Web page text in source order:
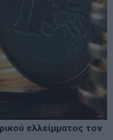
ελλείμματος τον